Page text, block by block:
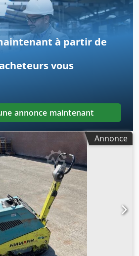
: €1.700,- HT Plusieurs en stock !!
à partir de
vous
annonce maintenant
Annonce